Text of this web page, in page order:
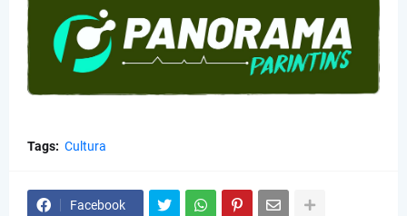
Tags: Cultura
Facebook